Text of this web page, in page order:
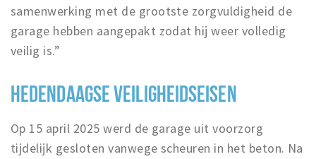
samenwerking met de grootste zorgvuldigheid de
garage hebben aangepakt zodat hij weer volledig
veilig is.”
HEDENDAAGSE VEILIGHEIDSEISEN
Op 15 april 2025 werd de garage uit voorzorg
tijdelijk gesloten vanwege scheuren in het beton. Na